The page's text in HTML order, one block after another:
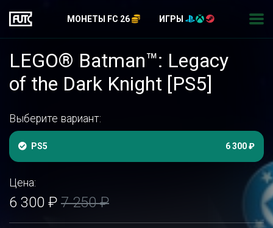
МОНЕТЫ FC 26 ИГРЫ
LEGO® Batman™: Legacy
of the Dark Knight [PS5]
Выберите вариант:
PS5 6 300 ₽
Цена:
6 300 ₽ 7 250 ₽